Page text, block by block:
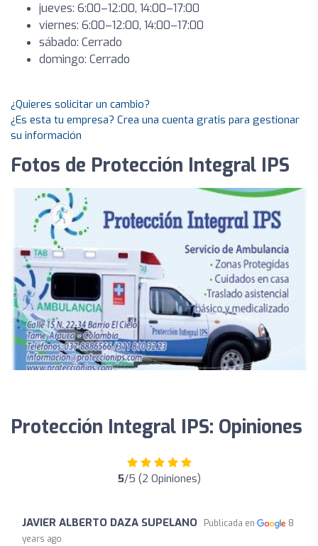
jueves: 6:00–12:00, 14:00–17:00
viernes: 6:00–12:00, 14:00–17:00
sábado: Cerrado
domingo: Cerrado
¿Quieres solicitar un cambio?
¿Es esta tu empresa? Crea una cuenta gratis para gestionar
su información
Fotos de Protección Integral IPS
Protección Integral IPS: Opiniones
5/5 (2 Opiniones)
JAVIER ALBERTO DAZA SUPELANO Publicada en
8
years ago